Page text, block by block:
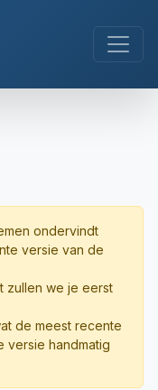
ondervindt
versie van de
zullen we je eerst
de meest recente
versie handmatig